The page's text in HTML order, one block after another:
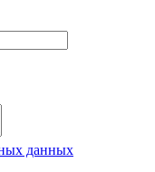
данных